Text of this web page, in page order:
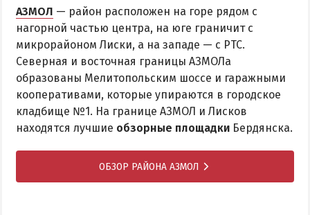
АЗМОЛ — район расположен на горе рядом с
нагорной частью центра, на юге граничит с
микрорайоном Лиски, а на западе — с РТС.
Северная и восточная границы АЗМОЛа
образованы Мелитопольским шоссе и гаражными
кооперативами, которые упираются в городское
кладбище №1. На границе АЗМОЛ и Лисков
находятся лучшие обзорные площадки Бердянска.
ОБЗОР РАЙОНА АЗМОЛ